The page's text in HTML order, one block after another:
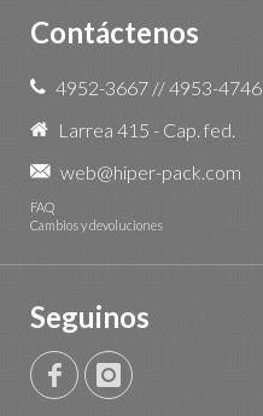
Contáctenos
4952-3667 //4953-4746
Larrea 415 - Cap. fed.
web@hiper-pack.com
FAQ
Cambios y devoluciones
Seguinos